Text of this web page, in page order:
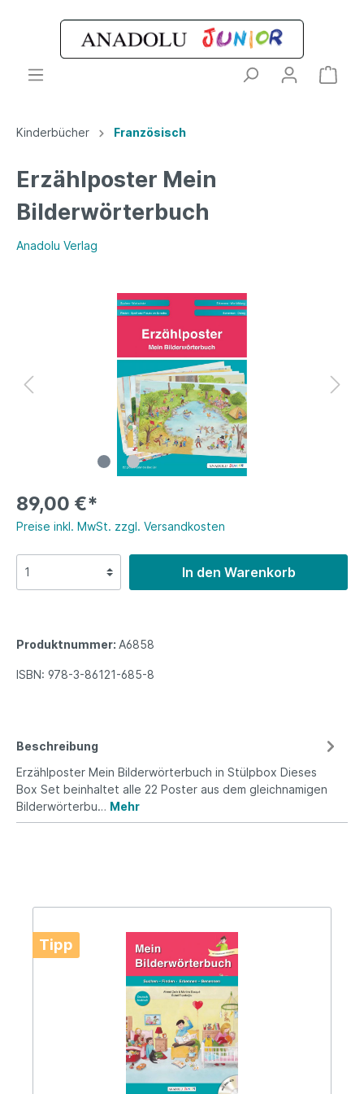
Kinderbücher Französisch
Erzählposter Mein
Bilderwörterbuch
Anadolu Verlag
89,00 €*
Preise inkl. MwSt. zzgl. Versandkosten
In den Warenkorb
Produktnummer: A6858
ISBN: 978-3-86121-685-8
Beschreibung
Erzählposter Mein Bilderwörterbuch in Stülpbox Dieses
Box Set beinhaltet alle 22 Poster aus dem gleichnamigen
Bilderwörterbu… Mehr
Tipp